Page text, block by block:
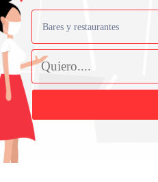
Bares y restaurantes